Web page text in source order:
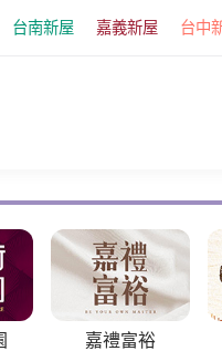
台南新屋 嘉義新屋 台中
日光之境